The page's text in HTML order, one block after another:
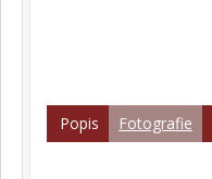
Popis Fotografie